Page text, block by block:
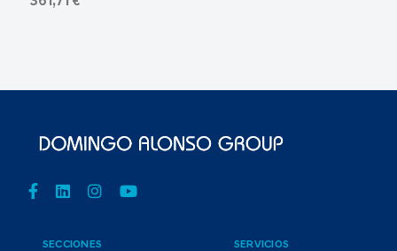
SECCIONES SERVICIOS